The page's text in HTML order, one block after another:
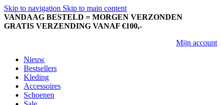
Skip to navigation Skip to main content
VANDAAG BESTELD = MORGEN VERZONDEN
GRATIS VERZENDING VANAF €100,-
Mijn account
Nieuw
Bestsellers
Kleding
Accessoires
Schoenen